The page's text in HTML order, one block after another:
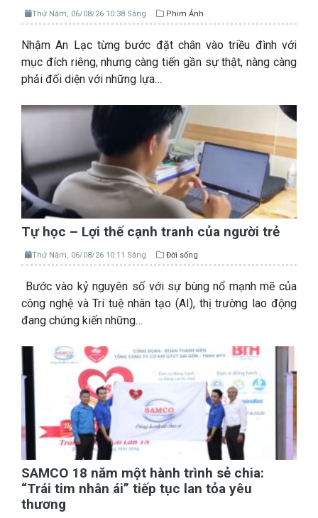
Thứ Năm, 06/08/26 10:38 Sáng Phim Ảnh
Nhậm An Lạc từng bước đặt chân vào triều đình với
mục đích riêng, nhưng càng tiến gần sự thật, nàng càng
phải đối diện với những lựa…
Tự học – Lợi thế cạnh tranh của người trẻ
Thứ Năm, 06/08/26 10:11 Sáng Đời sống
Bước vào kỷ nguyên số với sự bùng nổ mạnh mẽ của
công nghệ và Trí tuệ nhân tạo (AI), thị trường lao động
đang chứng kiến những…
SAMCO 18 năm một hành trình sẻ chia:
“Trái tim nhân ái” tiếp tục lan tỏa yêu
thương